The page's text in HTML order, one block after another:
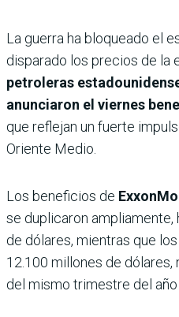
La guerra ha bloqueado el
disparado los precios de la
petroleras
anunciaron el viernes
que reflejan un fuerte
Oriente Medio.
Los beneficios de
se duplicaron ampliamente,
de dólares, mientras que
12.100 millones de
del mismo trimestre del año